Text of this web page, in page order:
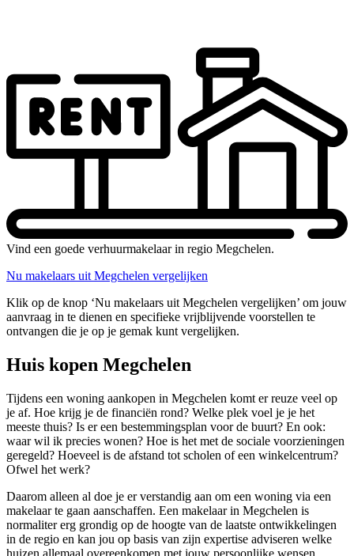
Vind een goede verhuurmakelaar in regio Megchelen.
Nu makelaars uit Megchelen vergelijken
Klik op de knop ‘Nu makelaars uit Megchelen vergelijken’ om jouw
aanvraag in te dienen en specifieke vrijblijvende voorstellen te
ontvangen die je op je gemak kunt vergelijken.
Huis kopen Megchelen
Tijdens een woning aankopen in Megchelen komt er reuze veel op
je af. Hoe krijg je de financiën rond? Welke plek voel je je het
meeste thuis? Is er een bestemmingsplan voor de buurt? En ook:
waar wil ik precies wonen? Hoe is het met de sociale voorzieningen
geregeld? Hoeveel is de afstand tot scholen of een winkelcentrum?
Ofwel het werk?
Daarom alleen al doe je er verstandig aan om een woning via een
makelaar te gaan aanschaffen. Een makelaar in Megchelen is
normaliter erg grondig op de hoogte van de laatste ontwikkelingen
in de regio en kan jou op basis van zijn expertise adviseren welke